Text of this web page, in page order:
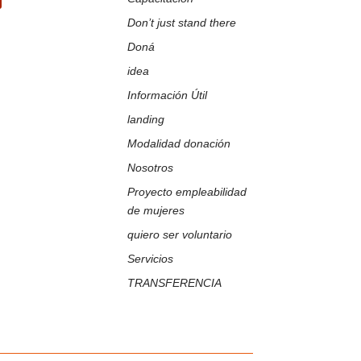
Don’t just stand there
Doná
idea
Información Útil
landing
Modalidad donación
Nosotros
Proyecto empleabilidad
de mujeres
quiero ser voluntario
Servicios
TRANSFERENCIA